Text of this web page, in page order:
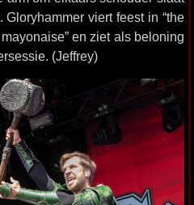
viert feest in “the
en ziet als beloning
(Jeffrey)